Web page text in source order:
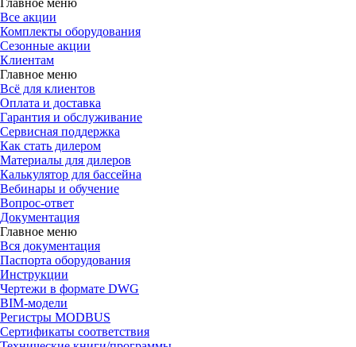
Главное меню
Все акции
Комплекты оборудования
Сезонные акции
Клиентам
Главное меню
Всё для клиентов
Оплата и доставка
Гарантия и обслуживание
Сервисная поддержка
Как стать дилером
Материалы для дилеров
Калькулятор для бассейна
Вебинары и обучение
Вопрос-ответ
Документация
Главное меню
Вся документация
Паспорта оборудования
Инструкции
Чертежи в формате DWG
BIM-модели
Регистры MODBUS
Сертификаты соответствия